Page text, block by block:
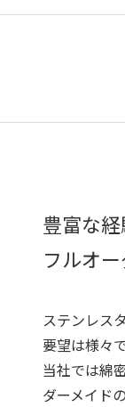
豊富な
フルオ
ステンレス
要望は様々で
当社では綿
ダーメイド